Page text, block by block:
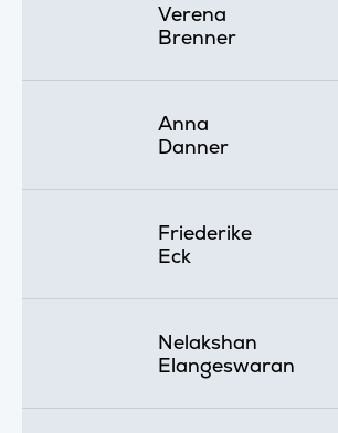
Verena
Brenner
Anna
Danner
Friederike
Eck
Nelakshan
Elangeswaran